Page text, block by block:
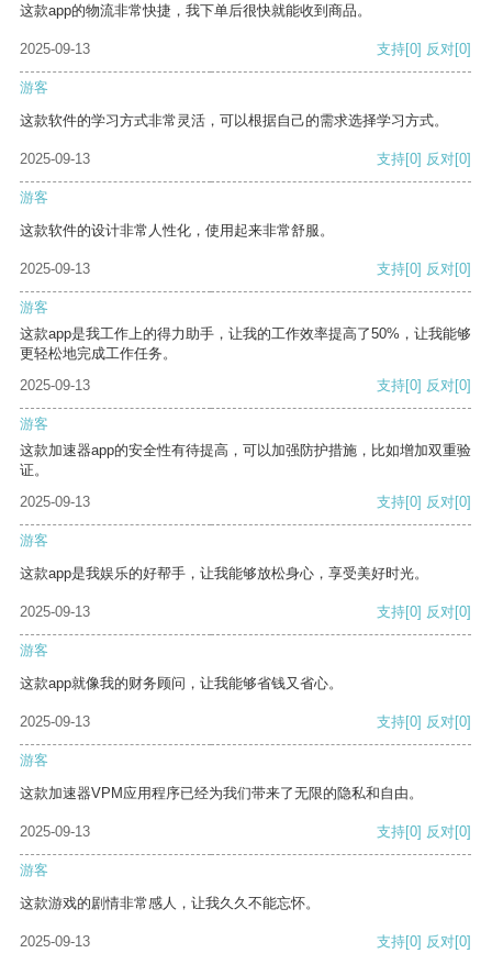
这款app的物流非常快捷，我下单后很快就能收到商品。
2025-09-13 支持[0] 反对[0]
游客
这款软件的学习方式非常灵活，可以根据自己的需求选择学习方式。
2025-09-13 支持[0] 反对[0]
游客
这款软件的设计非常人性化，使用起来非常舒服。
2025-09-13 支持[0] 反对[0]
游客
这款app是我工作上的得力助手，让我的工作效率提高了50%，让我能够
更轻松地完成工作任务。
2025-09-13
支持[0] 反对[0]
游客
这款加速器app的安全性有待提高，可以加强防护措施，比如增加双重验
证。
2025-09-13
支持[0] 反对[0]
游客
这款app是我娱乐的好帮手，让我能够放松身心，享受美好时光。
2025-09-13 支持[0] 反对[0]
游客
这款app就像我的财务顾问，让我能够省钱又省心。
2025-09-13 支持[0] 反对[0]
游客
这款加速器VPM应用程序已经为我们带来了无限的隐私和自由。
2025-09-13 支持[0] 反对[0]
游客
这款游戏的剧情非常感人，让我久久不能忘怀。
2025-09-13 支持[0] 反对[0]